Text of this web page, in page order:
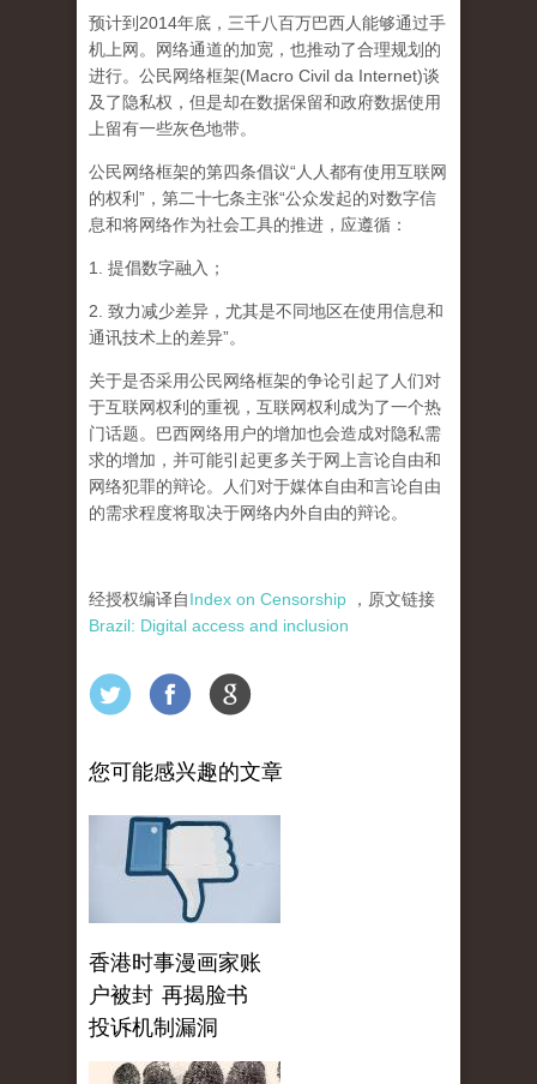
预计到2014年底，三千八百万巴西人能够通过手
机上网。网络通道的加宽，也推动了合理规划的
进行。公民网络框架(Macro Civil da Internet)谈
及了隐私权，但是却在数据保留和政府数据使用
上留有一些灰色地带。
公民网络框架的第四条倡议“人人都有使用互联网
的权利”，第二十七条主张“公众发起的对数字信
息和将网络作为社会工具的推进，应遵循：
1. 提倡数字融入；
2. 致力减少差异，尤其是不同地区在使用信息和
通讯技术上的差异”。
关于是否采用公民网络框架的争论引起了人们对
于互联网权利的重视，互联网权利成为了一个热
门话题。巴西网络用户的增加也会造成对隐私需
求的增加，并可能引起更多关于网上言论自由和
网络犯罪的辩论。人们对于媒体自由和言论自由
的需求程度将取决于网络内外自由的辩论。
经授权编译自Index on Censorship ，原文链接
Brazil: Digital access and inclusion
您可能感兴趣的文章
香港时事漫画家账
户被封 再揭脸书
投诉机制漏洞